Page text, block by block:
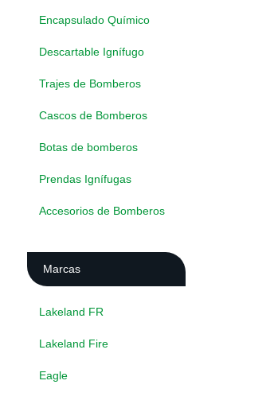
Encapsulado Químico
Descartable Ignífugo
Trajes de Bomberos
Cascos de Bomberos
Botas de bomberos
Prendas Ignífugas
Accesorios de Bomberos
Marcas
Lakeland FR
Lakeland Fire
Eagle